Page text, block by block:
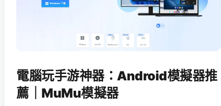
電腦玩手游神器：Android模擬器推
薦｜MuMu模擬器